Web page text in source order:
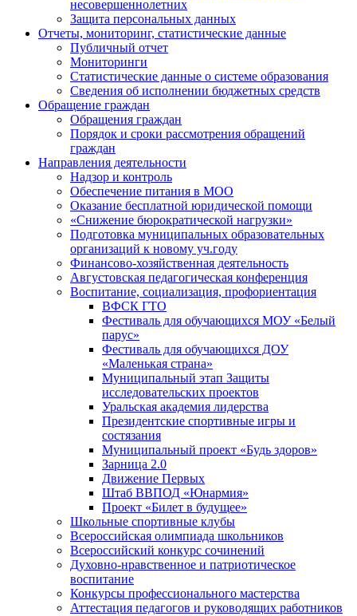
несовершеннолетних
Защита персональных данных
Отчеты, мониторинг, статистические данные
Публичный отчет
Мониторинги
Статистические данные о системе образования
Сведения об исполнении бюджетных средств
Обращение граждан
Обращения граждан
Порядок и сроки рассмотрения обращений
граждан
Направления деятельности
Надзор и контроль
Обеспечение питания в МОО
Оказание бесплатной юридической помощи
«Снижение бюрократической нагрузки»
Подготовка муниципальных образовательных
организаций к новому уч.году
Финансово-хозяйственная деятельность
Августовская педагогическая конференция
Воспитание, социализация, профориентация
ВФСК ГТО
Фестиваль для обучающихся МОУ «Белый
парус»
Фестиваль для обучающихся ДОУ
«Маленькая страна»
Муниципальный этап Защиты
исследовательских проектов
Уральская академия лидерства
Президентские спортивные игры и
состязания
Муниципальный проект «Будь здоров»
Зарница 2.0
Движение Первых
Штаб ВВПОД «Юнармия»
Проект «Билет в будущее»
Школьные спортивные клубы
Всероссийская олимпиада школьников
Всероссийский конкурс сочинений
Духовно-нравственное и патриотическое
воспитание
Конкурсы профессионального мастерства
Аттестация педагогов и руководящих работников